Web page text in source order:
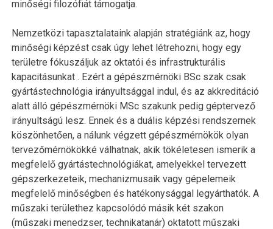
minőségi filozófiát támogatja.
Nemzetközi tapasztalataink alapján stratégiánk az, hogy
minőségi képzést csak úgy lehet létrehozni, hogy egy
területre fókuszáljuk az oktatói és infrastrukturális
kapacitásunkat . Ezért a gépészmérnöki BSc szak csak
gyártástechnológia irányultsággal indul, és az akkreditáció
alatt álló gépészmérnöki MSc szakunk pedig géptervező
irányultságú lesz. Ennek és a duális képzési rendszernek
köszönhetően, a nálunk végzett gépészmérnökök olyan
tervezőmérnökökké válhatnak, akik tökéletesen ismerik a
megfelelő gyártástechnológiákat, amelyekkel tervezett
gépszerkezeteik, mechanizmusaik vagy gépelemeik
megfelelő minőségben és hatékonysággal legyárthatók. A
műszaki területhez kapcsolódó másik két szakon
(műszaki menedzser, technikatanár) oktatott műszaki